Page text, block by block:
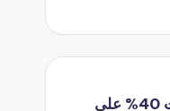
كود خصم متجر ماهر تخفيضات 40% على